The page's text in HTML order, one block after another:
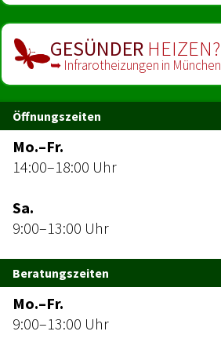
GESÜNDER HEIZEN?
➥ Infrarot­heizungen in München
Öffnungszeiten
Mo.–Fr.
14:00–18:00 Uhr
Sa.
9:00–13:00 Uhr
Beratungszeiten
Mo.–Fr.
9:00–13:00 Uhr